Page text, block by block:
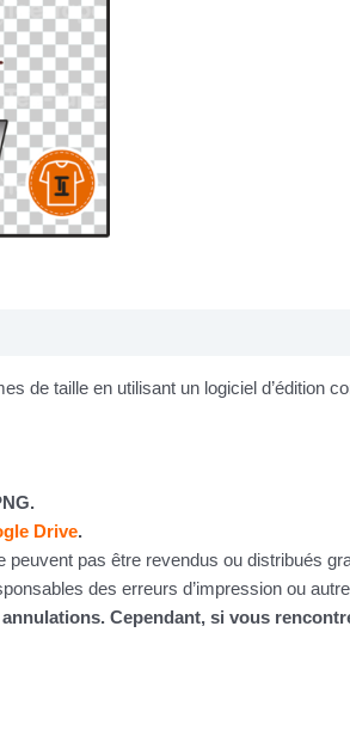
de taille en utilisant un logiciel d’édition
Drive.
pas être revendus ou distribués
des erreurs d’impression ou
Cependant, si vous